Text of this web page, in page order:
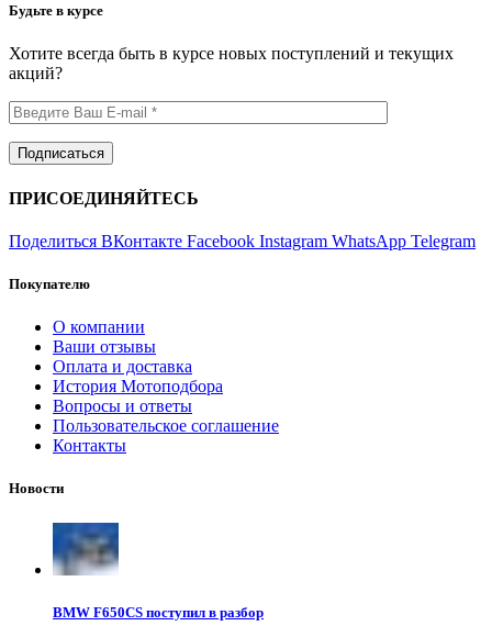
Будьте в курсе
Хотите всегда быть в курсе новых поступлений и текущих
акций?
ПРИСОЕДИНЯЙТЕСЬ
Поделиться ВКонтакте Facebook Instagram WhatsApp Telegram
Покупателю
О компании
Ваши отзывы
Оплата и доставка
История Мотоподбора
Вопросы и ответы
Пользовательское соглашение
Контакты
Новости
BMW F650CS поступил в разбор